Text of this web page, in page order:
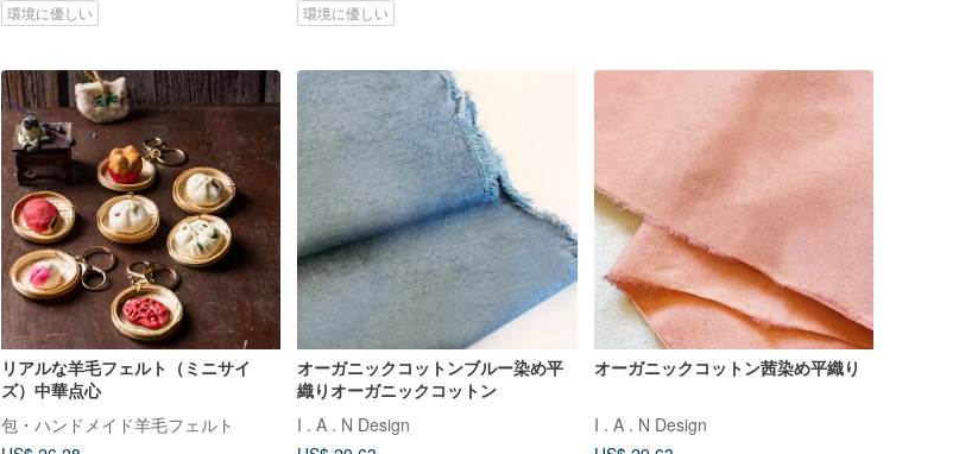
環境に優しい 環境に優しい
リアルな羊毛フェルト（ミニサイ
ズ）中華点心
包・ハンドメイド羊毛フェルト
オーガニックコットンブルー染め平
織りオーガニックコットン
I . A . N Design
オーガニックコットン茜染め平織り
I . A . N Design